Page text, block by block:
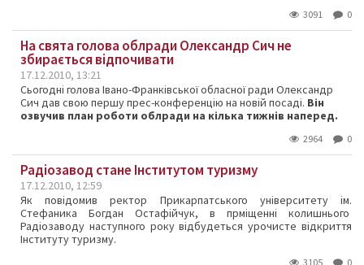
3091 0
На свята голова облради Олександр Сич не
збирається відпочивати
17.12.2010, 13:21
Сьогодні голова Івано-Франківської обласної ради Олександр
Сич дав свою першу прес-конференцію на новій посаді. Він
озвучив план роботи облради на кілька тижнів наперед.
2964 0
Радіозавод стане Інститутом туризму
17.12.2010, 12:59
Як повідомив ректор Прикарпатського університету ім.
Стефаника Богдан Остафійчук, в прміщенні колишнього
Радіозаводу наступного року відбудеться урочисте відкриття
Інституту туризму.
3105 0